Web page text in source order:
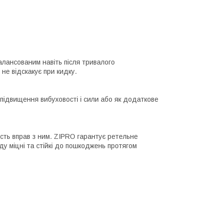
навіть після тривалого
відскакує при кидку.
вибуховості і сили або як додаткове
вправ з ним. ZIPRO гарантує ретельне
міцні та стійкі до пошкоджень протягом